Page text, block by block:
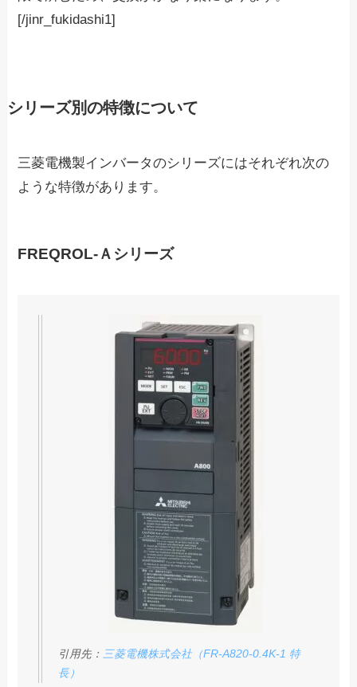
[/jinr_fukidashi1]
シリーズ別の特徴について
三菱電機製インバータのシリーズにはそれぞれ次の
ような特徴があります。
FREQROL-Ａシリーズ
引用先： 三菱電機株式会社（FR-A820-0.4K-1 特
長）